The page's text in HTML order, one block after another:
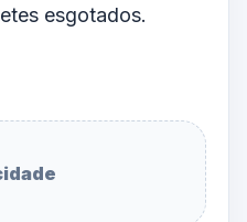
esgotados.